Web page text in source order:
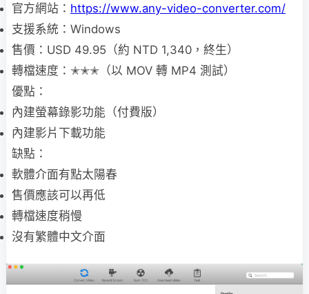
官方網站： https://www.any-video-converter.com/
支援系統：Windows
售價：USD 49.95（約 NTD 1,340，終生）
轉檔速度：✭✭✭（以 MOV 轉 MP4 測試）
優點：
內建螢幕錄影功能（付費版）
內建影片下載功能
缺點：
軟體介面有點太陽春
售價應該可以再低
轉檔速度稍慢
沒有繁體中文介面